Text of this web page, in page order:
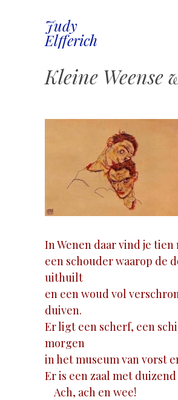
Judy
Elfferich
Spring
naar
Kleine Weense
In Wenen daar vind je tien
een schouder waarop de
uithuilt
en een woud vol
duiven.
Er ligt een scherf, een
morgen
in het museum van vorst
Er is een zaal met
Ach, ach en wee!